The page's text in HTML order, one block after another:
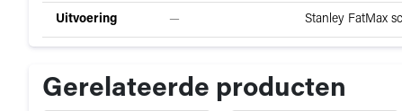
Stanley
FatMax
Tx
Uitvoering —
gespecificeerd
Stanley FatMax
Gerelateerde producten